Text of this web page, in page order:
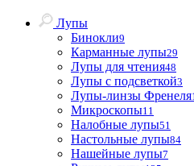
Лупы
Бинокли9
Карманные лупы29
Лупы для чтения48
Лупы с подсветкой3
Лупы-линзы Френеля
Микроскопы11
Налобные лупы51
Настольные лупы84
Нашейные лупы7